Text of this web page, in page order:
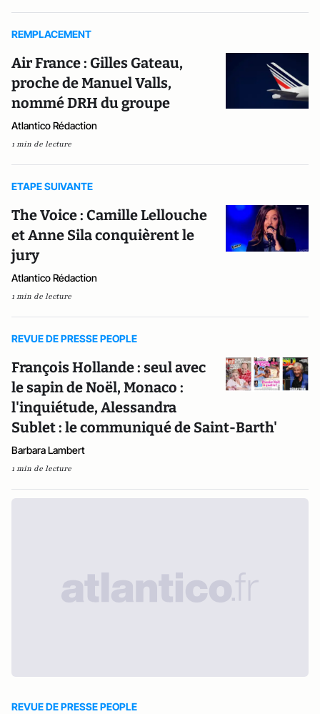
REMPLACEMENT
Air France : Gilles Gateau,
proche de Manuel Valls,
nommé DRH du groupe
Atlantico Rédaction
1 min de lecture
ETAPE SUIVANTE
The Voice : Camille Lellouche
et Anne Sila conquièrent le
jury
Atlantico Rédaction
1 min de lecture
REVUE DE PRESSE PEOPLE
François Hollande : seul avec
le sapin de Noël, Monaco :
l'inquiétude, Alessandra
Sublet : le communiqué de Saint-Barth'
Barbara Lambert
1 min de lecture
REVUE DE PRESSE PEOPLE